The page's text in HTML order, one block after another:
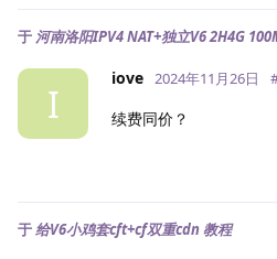
于 河南洛阳IPV4 NAT+独立V6 2H4G
I
iove 2024年11月26日
续费同价？
于给V6小鸡套cft+cf双重cdn 教程